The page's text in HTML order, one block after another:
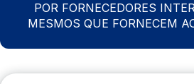
POR FORNECEDORES
MESMOS QUE FORNECEM